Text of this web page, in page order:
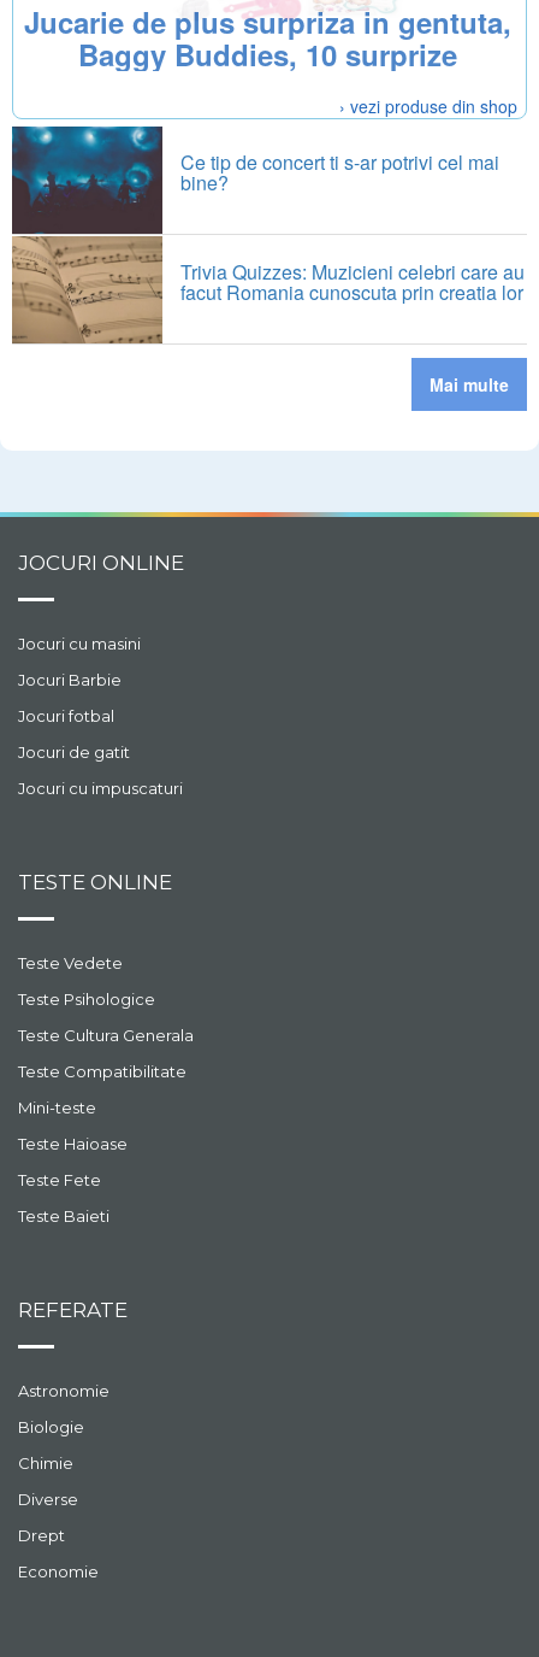
Jucarie de plus surpriza in gentuta,
Baggy Buddies, 10 surprize
› vezi produse din shop
Ce tip de concert ti s-ar potrivi cel mai
bine?
Trivia Quizzes: Muzicieni celebri care au
facut Romania cunoscuta prin creatia lor
Mai multe
JOCURI ONLINE
Jocuri cu masini
Jocuri Barbie
Jocuri fotbal
Jocuri de gatit
Jocuri cu impuscaturi
TESTE ONLINE
Teste Vedete
Teste Psihologice
Teste Cultura Generala
Teste Compatibilitate
Mini-teste
Teste Haioase
Teste Fete
Teste Baieti
REFERATE
Astronomie
Biologie
Chimie
Diverse
Drept
Economie